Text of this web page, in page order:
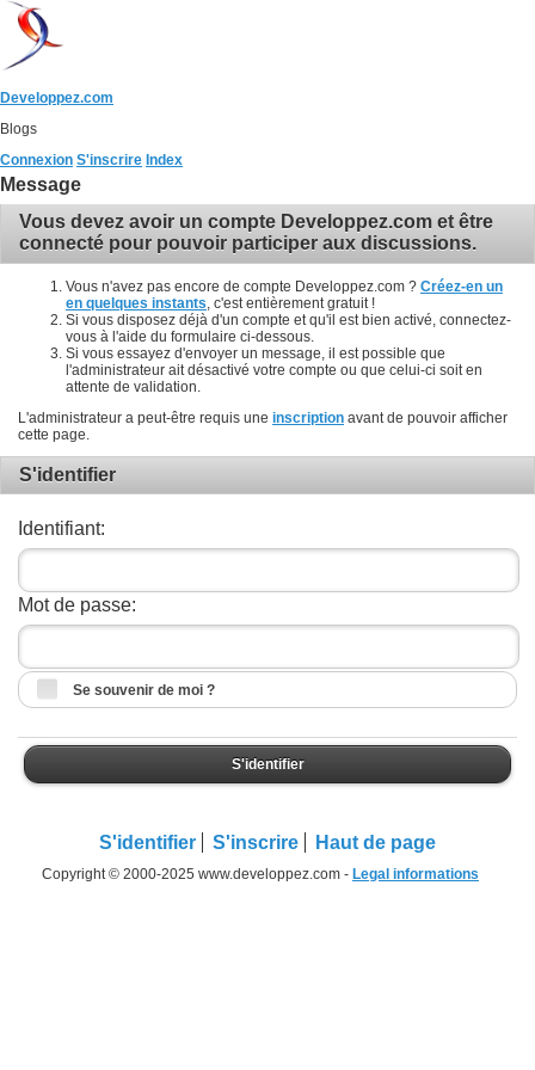
Developpez.com
Blogs
Connexion S'inscrire Index
Message
Vous devez avoir un compte Developpez.com et être
connecté pour pouvoir participer aux discussions.
Vous n'avez pas encore de compte Developpez.com ? Créez-en un
en quelques instants , c'est entièrement gratuit !
Si vous disposez déjà d'un compte et qu'il est bien activé, connectez-
vous à l'aide du formulaire ci-dessous.
Si vous essayez d'envoyer un message, il est possible que
l'administrateur ait désactivé votre compte ou que celui-ci soit en
attente de validation.
L'administrateur a peut-être requis une inscription avant de pouvoir afficher
cette page.
S'identifier
Identifiant:
Mot de passe:
Se souvenir de moi ?
S'identifier
S'identifier S'inscrire Haut de page
Copyright © 2000-2025 www.developpez.com - Legal informations